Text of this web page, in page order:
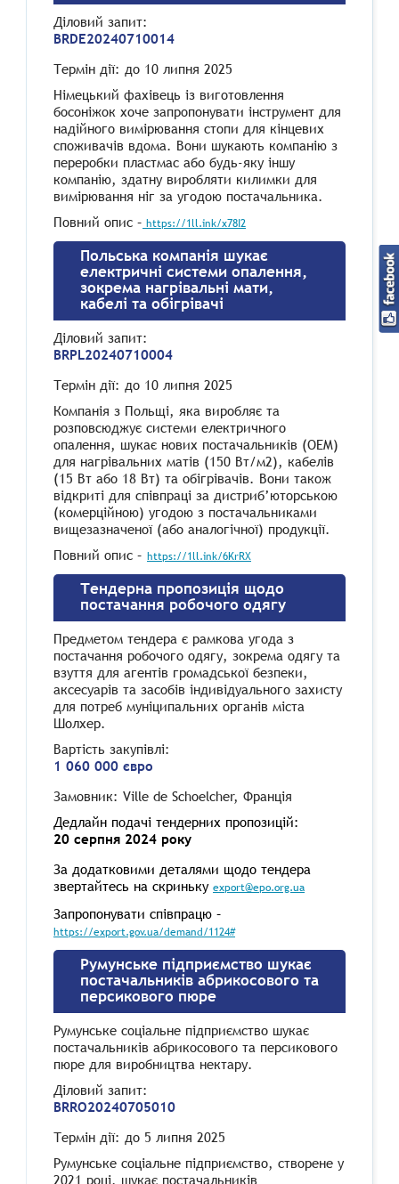
Діловий запит:
BRDE20240710014
Термін дії: до 10 липня 2025
Німецький фахівець із виготовлення
босоніжок хоче запропонувати інструмент для
надійного вимірювання стопи для кінцевих
споживачів вдома. Вони шукають компанію з
переробки пластмас або будь-яку іншу
компанію, здатну виробляти килимки для
вимірювання ніг за угодою постачальника.
Повний опис – https://1ll.ink/x78I2
Польська компанія шукає
електричні системи опалення,
зокрема нагрівальні мати,
кабелі та обігрівачі
Діловий запит:
BRPL20240710004
Термін дії: до 10 липня 2025
Компанія з Польщі, яка виробляє та
розповсюджує системи електричного
опалення, шукає нових постачальників (OEM)
для нагрівальних матів (150 Вт/м2), кабелів
(15 Вт або 18 Вт) та обігрівачів. Вони також
відкриті для співпраці за дистриб’юторською
(комерційною) угодою з постачальниками
вищезазначеної (або аналогічної) продукції.
Повний опис – https://1ll.ink/6KrRX
Тендерна пропозиція щодо
постачання робочого одягу
Предметом тендера є рамкова угода з
постачання робочого одягу, зокрема одягу та
взуття для агентів громадської безпеки,
аксесуарів та засобів індивідуального захисту
для потреб муніципальних органів міста
Шолхер.
Вартість закупівлі:
1 060 000 євро
Замовник: Ville de Schoelcher, Франція
Дедлайн подачі тендерних пропозицій:
20 серпня 2024 року
За додатковими деталями щодо тендера
звертайтесь на скриньку export@epo.org.ua
Запропонувати співпрацю –
https://export.gov.ua/demand/1124#
Румунське підприємство шукає
постачальників абрикосового та
персикового пюре
Румунське соціальне підприємство шукає
постачальників абрикосового та персикового
пюре для виробництва нектару.
Діловий запит:
ВRRО20240705010
Термін дії: до 5 липня 2025
Румунське соціальне підприємство, створене у
2021 році, шукає постачальників